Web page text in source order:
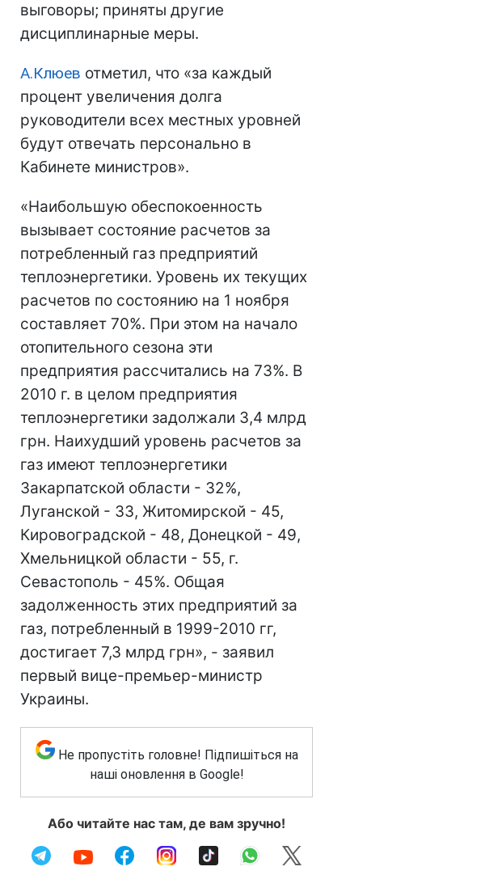
выговоры; приняты другие
дисциплинарные меры.
А.Клюев отметил, что «за каждый
процент увеличения долга
руководители всех местных уровней
будут отвечать персонально в
Кабинете министров».
«Наибольшую обеспокоенность
вызывает состояние расчетов за
потребленный газ предприятий
теплоэнергетики. Уровень их текущих
расчетов по состоянию на 1 ноября
составляет 70%. При этом на начало
отопительного сезона эти
предприятия рассчитались на 73%. В
2010 г. в целом предприятия
теплоэнергетики задолжали 3,4 млрд
грн. Наихудший уровень расчетов за
газ имеют теплоэнергетики
Закарпатской области - 32%,
Луганской - 33, Житомирской - 45,
Кировоградской - 48, Донецкой - 49,
Хмельницкой области - 55, г.
Севастополь - 45%. Общая
задолженность этих предприятий за
газ, потребленный в 1999-2010 гг,
достигает 7,3 млрд грн», - заявил
первый вице-премьер-министр
Украины.
Не пропустіть головне! Підпишіться на
наші оновлення в Google!
Або читайте нас там, де вам зручно!